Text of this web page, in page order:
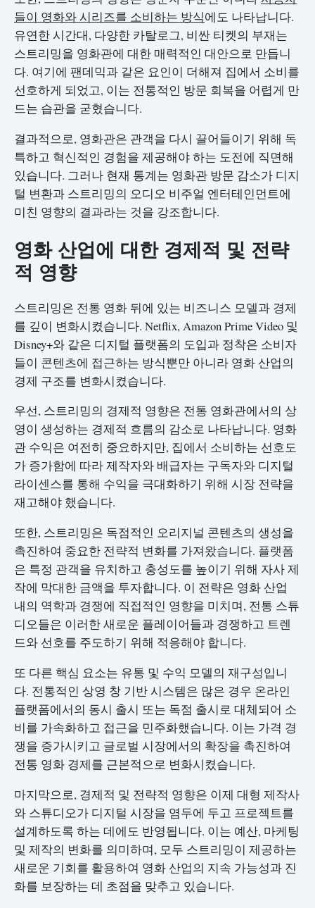
들이 영화와 시리즈를 소비하는 방식에도 나타납니다.
유연한 시간대, 다양한 카탈로그, 비싼 티켓의 부재는
스트리밍을 영화관에 대한 매력적인 대안으로 만듭니
다. 여기에 팬데믹과 같은 요인이 더해져 집에서 소비를
선호하게 되었고, 이는 전통적인 방문 회복을 어렵게 만
드는 습관을 굳혔습니다.
결과적으로, 영화관은 관객을 다시 끌어들이기 위해 독
특하고 혁신적인 경험을 제공해야 하는 도전에 직면해
있습니다. 그러나 현재 통계는 영화관 방문 감소가 디지
털 변환과 스트리밍의 오디오 비주얼 엔터테인먼트에
미친 영향의 결과라는 것을 강조합니다.
영화 산업에 대한 경제적 및 전략
적 영향
스트리밍은 전통 영화 뒤에 있는 비즈니스 모델과 경제
를 깊이 변화시켰습니다. Netflix, Amazon Prime Video 및
Disney+와 같은 디지털 플랫폼의 도입과 정착은 소비자
들이 콘텐츠에 접근하는 방식뿐만 아니라 영화 산업의
경제 구조를 변화시켰습니다.
우선, 스트리밍의 경제적 영향은 전통 영화관에서의 상
영이 생성하는 경제적 흐름의 감소로 나타납니다. 영화
관 수익은 여전히 중요하지만, 집에서 소비하는 선호도
가 증가함에 따라 제작자와 배급자는 구독자와 디지털
라이센스를 통해 수익을 극대화하기 위해 시장 전략을
재고해야 했습니다.
또한, 스트리밍은 독점적인 오리지널 콘텐츠의 생성을
촉진하여 중요한 전략적 변화를 가져왔습니다. 플랫폼
은 특정 관객을 유치하고 충성도를 높이기 위해 자사 제
작에 막대한 금액을 투자합니다. 이 전략은 영화 산업
내의 역학과 경쟁에 직접적인 영향을 미치며, 전통 스튜
디오들은 이러한 새로운 플레이어들과 경쟁하고 트렌
드와 선호를 주도하기 위해 적응해야 합니다.
또 다른 핵심 요소는 유통 및 수익 모델의 재구성입니
다. 전통적인 상영 창 기반 시스템은 많은 경우 온라인
플랫폼에서의 동시 출시 또는 독점 출시로 대체되어 소
비를 가속화하고 접근을 민주화했습니다. 이는 가격 경
쟁을 증가시키고 글로벌 시장에서의 확장을 촉진하여
전통 영화 경제를 근본적으로 변화시켰습니다.
마지막으로, 경제적 및 전략적 영향은 이제 대형 제작사
와 스튜디오가 디지털 시장을 염두에 두고 프로젝트를
설계하도록 하는 데에도 반영됩니다. 이는 예산, 마케팅
및 제작의 변화를 의미하며, 모두 스트리밍이 제공하는
새로운 기회를 활용하여 영화 산업의 지속 가능성과 진
화를 보장하는 데 초점을 맞추고 있습니다.